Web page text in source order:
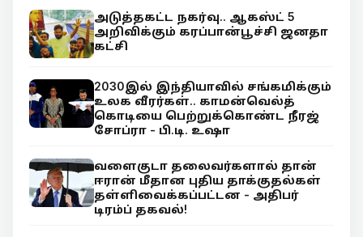
அடுத்தகட்ட நகர்வு.. ஆகஸ்ட் 5
அறிவிக்கும் கரப்பான்பூச்சி ஜனதா
கட்சி
2030இல் இந்தியாவில் சங்கமிக்கும்
உலக வீரர்கள்.. காமன்வெல்த்
கொடியை பெற்றுக்கொண்ட நீரஜ்
சோப்ரா - பி.டி. உஷா
வளைகுடா தலைவர்களால் தான்
ஈரான் மீதான புதிய தாக்குதல்கள்
தள்ளிவைக்கப்பட்டன - அதிபர்
டிரம்ப் தகவல்!